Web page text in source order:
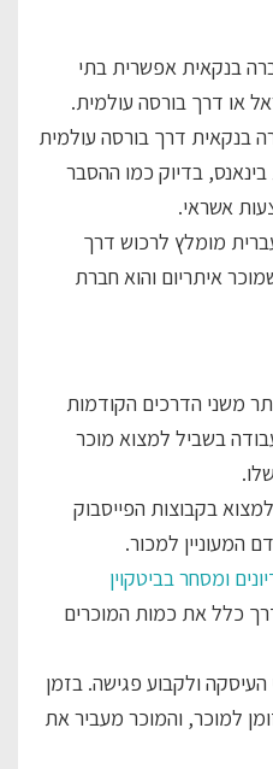
בנקאית אפשרית בתי
או דרך בורסה עולמית.
בנקאית דרך בורסה עולמית
בדיוק כמו ההסבר
אשראי.
מומלץ לרכוש דרך
איתריום והוא חברת
משני הדרכים הקודמות
בשביל למצוא מוכר
בקבוצות הפייסבוק
המעוניין למכור.
ומסחר בביטקוין
כלל את כמות המוכרים
ולקבוע פגישה. בזמן
למוכר, והמוכר מעביר את